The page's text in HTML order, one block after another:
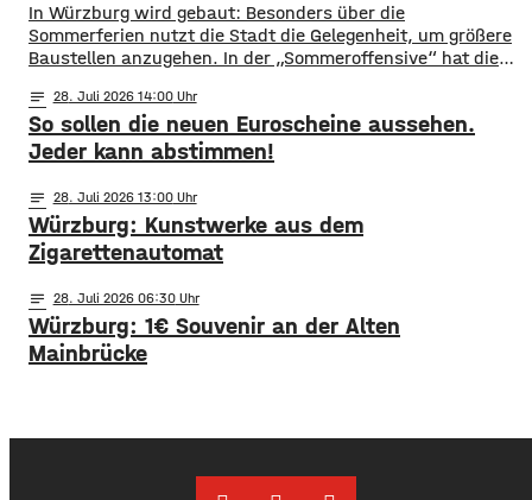
​​In Würzburg wird gebaut: Besonders über die
Sommerferien nutzt die Stadt die Gelegenheit, um größere
Baustellen anzugehen. In der „Sommeroffensive“ hat die
anderem die Sperrung der B27-Brücke bekanntgegeben.
Eine Übersicht über alle aktuellen Baustellen findet ihr
hier. ​Sperrung B27-Brücke ​Eine der größten
Brücke über
notes 28. Juli 2026 14:00
So sollen die neuen Euroscheine aussehen.
Jeder kann abstimmen!
notes 28. Juli 2026 13:00
Würzburg: Kunstwerke aus dem
Zigarettenautomat
notes 28. Juli 2026 06:30
Würzburg: 1€ Souvenir an der Alten
Mainbrücke